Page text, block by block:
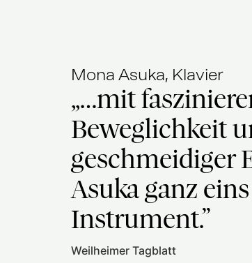
Mona Asuka, Klavier
„…mit
Beweglichkeit
geschmeidiger
Asuka ganz
Instrument.”
Weilheimer Tagblatt